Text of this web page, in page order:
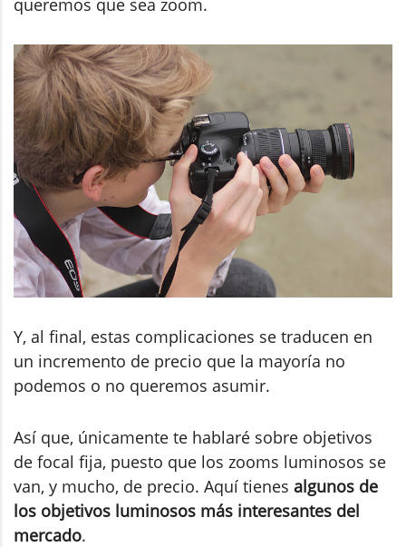
queremos que sea zoom.
Y, al final, estas complicaciones se traducen en
un incremento de precio que la mayoría no
podemos o no queremos asumir.
Así que, únicamente te hablaré sobre objetivos
de focal fija, puesto que los zooms luminosos se
van, y mucho, de precio. Aquí tienes algunos de
los objetivos luminosos más interesantes del
mercado.